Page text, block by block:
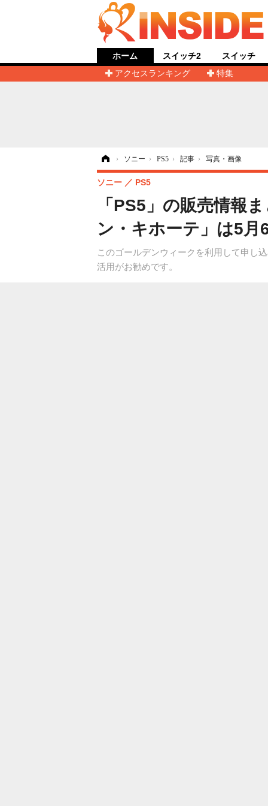
ホーム
アクセスランキング
特集
スイッチ2 スイッチ
› ソニー › PS5 › 記事 › 写真・画像
「PS5」の販売情報
ン・キホーテ」は5月
このゴールデンウィークを利用して申し
活用がお勧めです。
ソニー PS5